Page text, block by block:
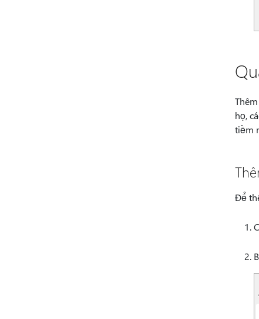
họ,
tiềm
Để